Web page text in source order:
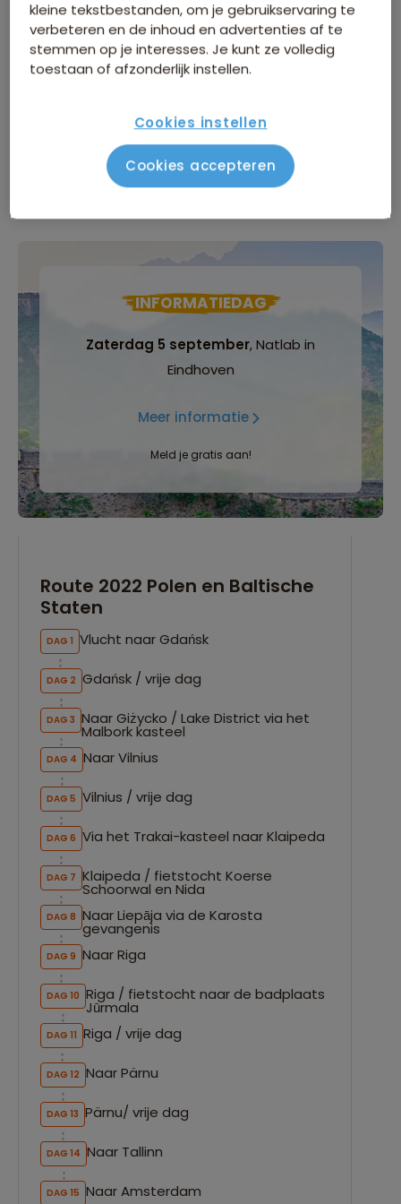
Zwaarte van de reis
Comfort van de overnachtingen
Groepsgrootte
Maximaal 24 personen
INFORMATIEDAG
Zaterdag 5 september, Natlab in
Eindhoven
Meer informatie
Meld je gratis aan!
Route 2022 Polen en Baltische
Staten
DAG 1 Vlucht naar Gdańsk
DAG 2 Gdańsk / vrije dag
DAG 3 Naar Giżycko / Lake District via het
Malbork kasteel
DAG 4 Naar Vilnius
DAG 5 Vilnius / vrije dag
DAG 6 Via het Trakai-kasteel naar Klaipeda
DAG 7 Klaipeda / fietstocht Koerse
Schoorwal en Nida
DAG 8 Naar Liepāja via de Karosta
gevangenis
DAG 9 Naar Riga
DAG 10 Riga / fietstocht naar de badplaats
Jūrmala
DAG 11 Riga / vrije dag
DAG 12 Naar Pärnu
DAG 13 Pärnu/ vrije dag
DAG 14 Naar Tallinn
DAG 15 Naar Amsterdam
kleine tekstbestanden, om je gebruikservaring te
verbeteren en de inhoud en advertenties af te
stemmen op je interesses. Je kunt ze volledig
toestaan of afzonderlijk instellen.
Cookies instellen
Cookies accepteren